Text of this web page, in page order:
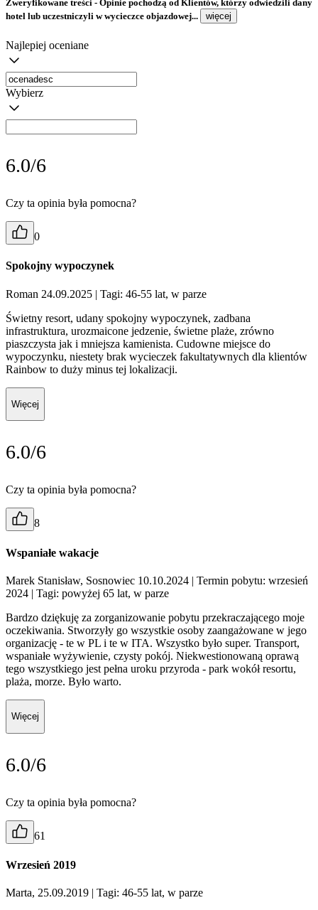
Zweryfikowane treści - Opinie pochodzą od Klientów, którzy odwiedzili dany
hotel lub uczestniczyli w wycieczce objazdowej...
więcej
Najlepiej oceniane
Wybierz
6.0/6
Czy ta opinia była pomocna?
0
Spokojny wypoczynek
Roman 24.09.2025 | Tagi: 46-55 lat, w parze
Świetny resort, udany spokojny wypoczynek, zadbana
infrastruktura, urozmaicone jedzenie, świetne plaże, zrówno
piaszczysta jak i mniejsza kamienista. Cudowne miejsce do
wypoczynku, niestety brak wycieczek fakultatywnych dla klientów
Rainbow to duży minus tej lokalizacji.
Więcej
6.0/6
Czy ta opinia była pomocna?
8
Wspaniałe wakacje
Marek Stanisław, Sosnowiec 10.10.2024 | Termin pobytu: wrzesień
2024 | Tagi: powyżej 65 lat, w parze
Bardzo dziękuję za zorganizowanie pobytu przekraczającego moje
oczekiwania. Stworzyły go wszystkie osoby zaangażowane w jego
organizację - te w PL i te w ITA. Wszystko było super. Transport,
wspaniałe wyżywienie, czysty pokój. Niekwestionowaną oprawą
tego wszystkiego jest pełna uroku przyroda - park wokół resortu,
plaża, morze. Było warto.
Więcej
6.0/6
Czy ta opinia była pomocna?
61
Wrzesień 2019
Marta, 25.09.2019 | Tagi: 46-55 lat, w parze